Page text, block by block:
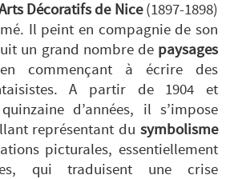
Décoratifs de Nice(1897-1898)
Il peint en compagnie de son
un grand nombre de paysages
commençant à écrire des
A partir de 1904 et
d’années, il s’impose
représentant du symbolisme
picturales, essentiellement
qui traduisent une crise